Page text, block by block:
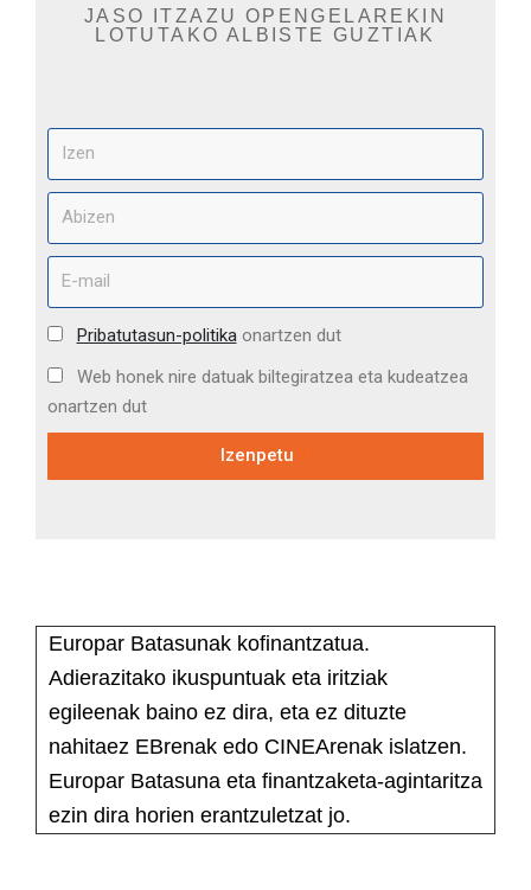
JASO ITZAZU OPENGELAREKIN
LOTUTAKO ALBISTE GUZTIAK
Pribatutasun-politikaonartzen dut
Web honek nire datuak biltegiratzea eta kudeatzea
onartzen dut
Izenpetu
Europar Batasunak kofinantzatua.
Adierazitako ikuspuntuak eta iritziak
egileenak baino ez dira, eta ez dituzte
nahitaez EBrenak edo CINEArenak islatzen.
Europar Batasuna eta finantzaketa-agintaritza
ezin dira horien erantzuletzat jo.